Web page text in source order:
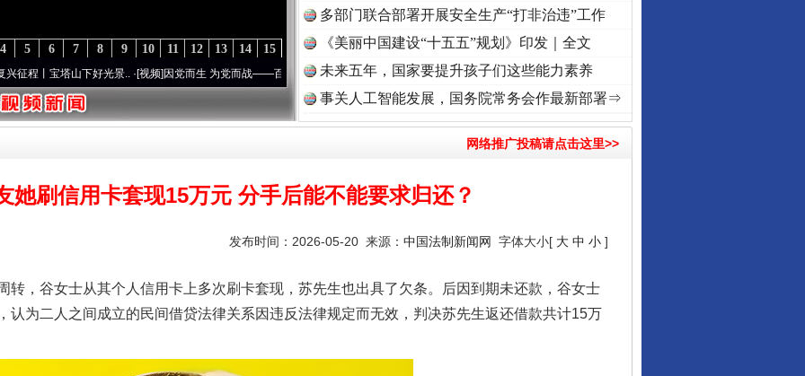
15
14
13
12
11
10
9
8
7
6
5
4
宝塔山下好光景..·[视频]因党而生 为党而战——百年“纪”事⑧加强纪律..·[视频]牢记初心使命 奋进复兴征程丨“转折之城”激荡..·[视频]
多部门联合部署开展安全生产“打非治违”工作
《美丽中国建设“十五五”规划》印发｜全文
未来五年，国家要提升孩子们这些能力素养
事关人工智能发展，国务院常务会作最新部署⇒
网络推广投稿请点击这里>>
她刷信用卡套现15万元 分手后能不能要求归还？
发布时间：2026-05-20 来源： 中国法制新闻网 字体大小[ 大 中 小 ]
谷女士从其个人信用卡上多次刷卡套现，苏先生也出具了欠条。后因到期未还款，谷女士
认为二人之间成立的民间借贷法律关系因违反法律规定而无效，判决苏先生返还借款共计15万